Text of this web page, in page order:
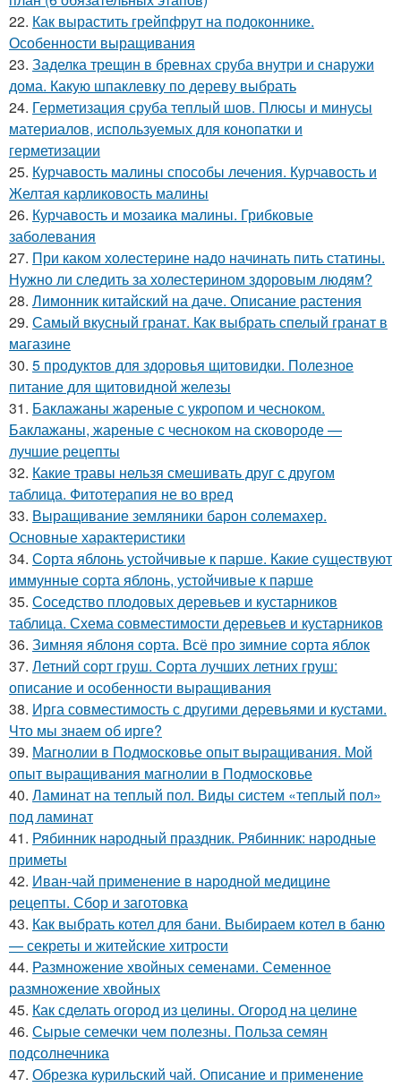
22. Как вырастить грейпфрут на подоконнике.
Особенности выращивания
23. Заделка трещин в бревнах сруба внутри и снаружи
дома. Какую шпаклевку по дереву выбрать
24. Герметизация сруба теплый шов. Плюсы и минусы
материалов, используемых для конопатки и
герметизации
25. Курчавость малины способы лечения. Курчавость и
Желтая карликовость малины
26. Курчавость и мозаика малины. Грибковые
заболевания
27. При каком холестерине надо начинать пить статины.
Нужно ли следить за холестерином здоровым людям?
28. Лимонник китайский на даче. Описание растения
29. Самый вкусный гранат. Как выбрать спелый гранат в
магазине
30. 5 продуктов для здоровья щитовидки. Полезное
питание для щитовидной железы
31. Баклажаны жареные с укропом и чесноком.
Баклажаны, жареные с чесноком на сковороде —
лучшие рецепты
32. Какие травы нельзя смешивать друг с другом
таблица. Фитотерапия не во вред
33. Выращивание земляники барон солемахер.
Основные характеристики
34. Сорта яблонь устойчивые к парше. Какие существуют
иммунные сорта яблонь, устойчивые к парше
35. Соседство плодовых деревьев и кустарников
таблица. Схема совместимости деревьев и кустарников
36. Зимняя яблоня сорта. Всё про зимние сорта яблок
37. Летний сорт груш. Сорта лучших летних груш:
описание и особенности выращивания
38. Ирга совместимость с другими деревьями и кустами.
Что мы знаем об ирге?
39. Магнолии в Подмосковье опыт выращивания. Мой
опыт выращивания магнолии в Подмосковье
40. Ламинат на теплый пол. Виды систем «теплый пол»
под ламинат
41. Рябинник народный праздник. Рябинник: народные
приметы
42. Иван-чай применение в народной медицине
рецепты. Сбор и заготовка
43. Как выбрать котел для бани. Выбираем котел в баню
— секреты и житейские хитрости
44. Размножение хвойных семенами. Семенное
размножение хвойных
45. Как сделать огород из целины. Огород на целине
46. Сырые семечки чем полезны. Польза семян
подсолнечника
47. Обрезка курильский чай. Описание и применение